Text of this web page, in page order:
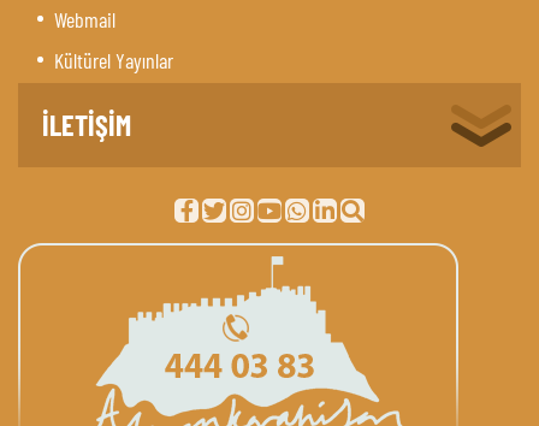
Webmail
Kültürel Yayınlar
İLETİŞİM